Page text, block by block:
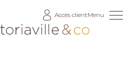
Accès clientMenu